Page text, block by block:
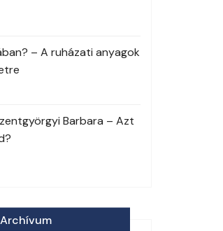
– A ruházati anyagok
Barbara – Azt
Archívum